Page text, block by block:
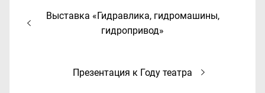
Навигация
по
Предыдущая
Выставка «Гидравлика, гидромашины,
гидропривод»
Следующая
Презентация к Году театра